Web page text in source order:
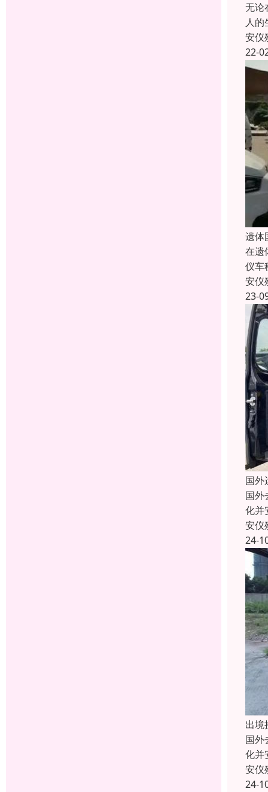
无论
人
安仪
22-
遗体
在遗
仪车
安仪
23-
国外
国外
化并
安仪
24-
出境
国外
化并
安仪
24-